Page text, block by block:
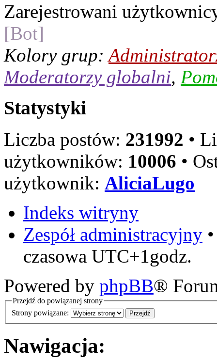
Zarejestrowani
[Bot]
Kolory grup:
Moderatorzy globalni,
Statystyki
Liczba postów: 231992 •
użytkowników: 10006 •
użytkownik: AliciaLugo
Indeks witryny
Zespół administracyjny
czasowa UTC+1godz.
Powered by phpBB®
Przejdź do powiązanej strony
Strony powiązane:
Nawigacja: